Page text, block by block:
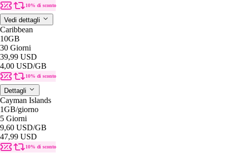
10% di sconto
Vedi dettagli
Caribbean
10GB
30 Giorni
39,99 USD
4,00 USD/GB
10% di sconto
Dettagli
Cayman Islands
1GB/giorno
5 Giorni
9,60 USD/GB
47,99 USD
10% di sconto